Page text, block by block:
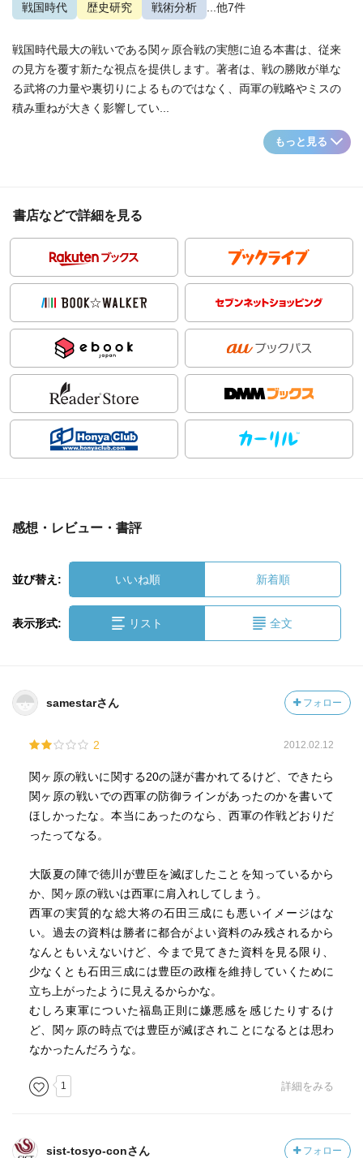
戦国時代 歴史研究 戦術分析 ...他7件
戦国時代最大の戦いである関ヶ原合戦の実態に迫る本書は、従来
の見方を覆す新たな視点を提供します。著者は、戦の勝敗が単な
る武将の力量や裏切りによるものではなく、両軍の戦略やミスの
積み重ねが大きく影響してい...
もっと見る
書店などで詳細を見る
感想・レビュー・書評
並び替え: いいね順 新着順
表示形式: リスト 全文
samestarさん フォロー
2 2012.02.12
関ヶ原の戦いに関する20の謎が書かれてるけど、できたら
関ヶ原の戦いでの西軍の防御ラインがあったのかを書いて
ほしかったな。本当にあったのなら、西軍の作戦どおりだ
ったってなる。
大阪夏の陣で徳川が豊臣を滅ぼしたことを知っているから
か、関ヶ原の戦いは西軍に肩入れしてしまう。
西軍の実質的な総大将の石田三成にも悪いイメージはな
い。過去の資料は勝者に都合がよい資料のみ残されるから
なんともいえないけど、今まで見てきた資料を見る限り、
少なくとも石田三成には豊臣の政権を維持していくために
立ち上がったように見えるからかな。
むしろ東軍についた福島正則に嫌悪感を感じたりするけ
ど、関ヶ原の時点では豊臣が滅ぼされことになるとは思わ
なかったんだろうな。
1 詳細をみる
sist-tosyo-conさん フォロー